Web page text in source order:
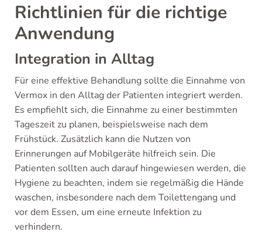
Richtlinien für die richtige
Anwendung
Integration in Alltag
Für eine effektive Behandlung sollte die Einnahme von
Vermox in den Alltag der Patienten integriert werden.
Es empfiehlt sich, die Einnahme zu einer bestimmten
Tageszeit zu planen, beispielsweise nach dem
Frühstück. Zusätzlich kann die Nutzen von
Erinnerungen auf Mobilgeräte hilfreich sein. Die
Patienten sollten auch darauf hingewiesen werden, die
Hygiene zu beachten, indem sie regelmäßig die Hände
waschen, insbesondere nach dem Toilettengang und
vor dem Essen, um eine erneute Infektion zu
verhindern.